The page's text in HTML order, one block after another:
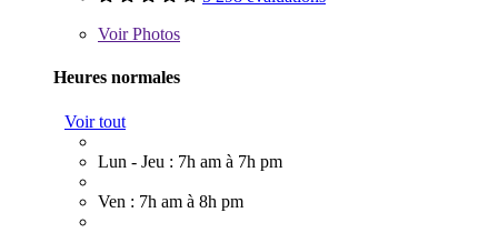
VoirPhotos
Heures normales
Voir tout
Lun - Jeu : 7h am à 7h pm
Ven : 7h am à 8h pm